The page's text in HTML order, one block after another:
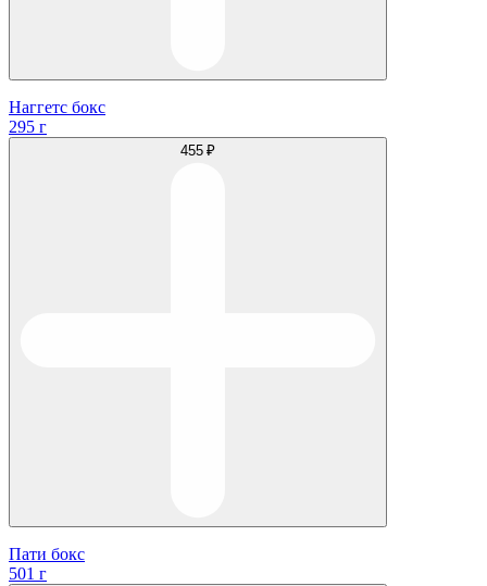
Наггетс бокс
295 г
455 ₽
Пати бокс
501 г